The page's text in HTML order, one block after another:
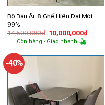
Bộ Bàn Ăn 8 Ghế Hiện Đại Mới
99%
14,500,000₫ Giá
gốc
là:
10,000,000₫Giá
hiện
Còn hàng - Giao nhanh
-40%